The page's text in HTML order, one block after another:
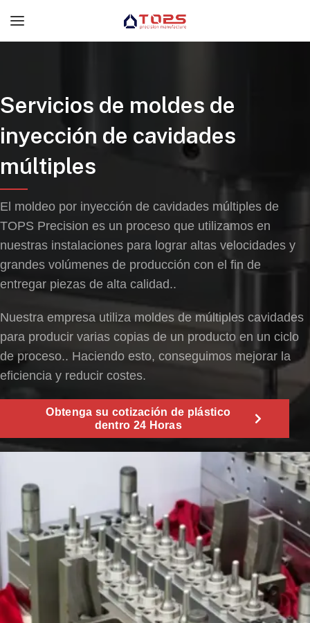
Servicios de moldes de
inyección de cavidades
múltiples
El moldeo por inyección de cavidades múltiples de
TOPS Precision es un proceso que utilizamos en
nuestras instalaciones para lograr altas velocidades y
grandes volúmenes de producción con el fin de
entregar piezas de alta calidad..
Nuestra empresa utiliza moldes de múltiples cavidades
para producir varias copias de un producto en un ciclo
de proceso.. Haciendo esto, conseguimos mejorar la
eficiencia y reducir costes.
Obtenga su cotización de plástico
dentro 24 Horas